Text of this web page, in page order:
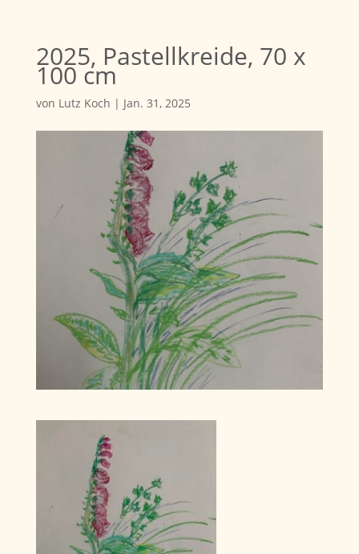
2025, Pastellkreide, 70 x
100 cm
von Lutz Koch | Jan. 31, 2025